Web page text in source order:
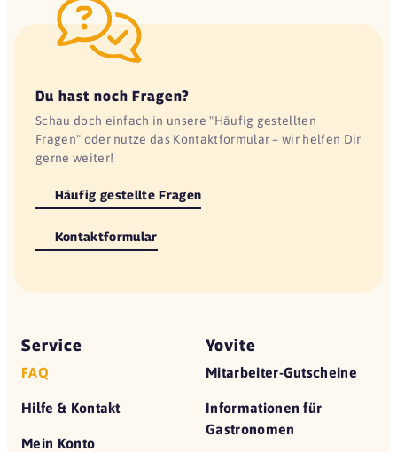
Du hast noch Fragen?
Schau doch einfach in unsere "Häufig gestellten
Fragen" oder nutze das Kontaktformular – wir helfen Dir
gerne weiter!
Häufig gestellte Fragen
Kontaktformular
Service
FAQ
Hilfe & Kontakt
Mein Konto
Yovite
Mitarbeiter-Gutscheine
Informationen für
Gastronomen